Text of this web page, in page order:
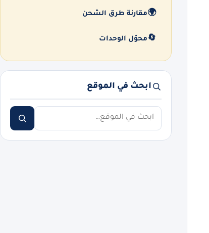
🌍مقارنة طرق الشحن
🔄 محوّل الوحدات
ابحث في الموقع
ابحث